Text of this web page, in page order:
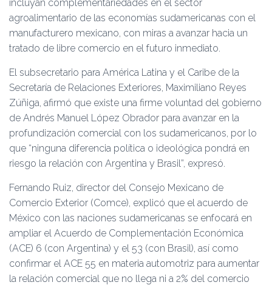
incluyan complementariedades en el sector
agroalimentario de las economías sudamericanas con el
manufacturero mexicano, con miras a avanzar hacia un
tratado de libre comercio en el futuro inmediato.
El subsecretario para América Latina y el Caribe de la
Secretaría de Relaciones Exteriores, Maximiliano Reyes
Zúñiga, afirmó que existe una firme voluntad del gobierno
de Andrés Manuel López Obrador para avanzar en la
profundización comercial con los sudamericanos, por lo
que “ninguna diferencia política o ideológica pondrá en
riesgo la relación con Argentina y Brasil”, expresó.
Fernando Ruiz, director del Consejo Mexicano de
Comercio Exterior (Comce), explicó que el acuerdo de
México con las naciones sudamericanas se enfocará en
ampliar el Acuerdo de Complementación Económica
(ACE) 6 (con Argentina) y el 53 (con Brasil), así como
confirmar el ACE 55 en materia automotriz para aumentar
la relación comercial que no llega ni a 2% del comercio